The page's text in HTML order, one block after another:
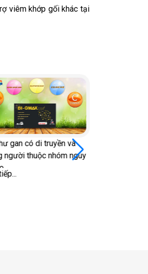
viêm khớp gối khác tại
gan có di truyền và
thuộc nhóm nguy